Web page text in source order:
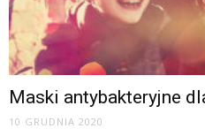
Maski antybakteryjne
10 GRUDNIA 2020